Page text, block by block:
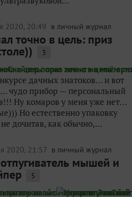
2020, 20:49 в личный журнал
точно в цель: приз
3
дачных знатоков… и вот
чудо прибор — персональный
Ну комаров у меня уже нет…
Но естественно упаковку
дочитав, как обычно,...
2020, 21:57 в личный журнал
мышей и
5